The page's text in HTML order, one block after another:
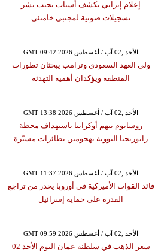
إعلام إيراني يكشف أسباب تجنب نشر
تسجيلات صوتية لمجتبى خامنئي
GMT 09:42 2026 الأحد ,02 آب / أغسطس
ولي العهد السعودي وترامب يبحثان تطورات
المنطقة ويؤكدان أهمية التهدئة
GMT 13:38 2026 الأحد ,02 آب / أغسطس
روساتوم تتهم أوكرانيا باستهداف محطة
زابوريجيا النووية بهجومين بطائرات مسيّرة
GMT 11:37 2026 الأحد ,02 آب / أغسطس
قائد القوات الأميركية في أوروبا يحذر من تراجع
القدرة على حماية إسرائيل
GMT 09:59 2026 الأحد ,02 آب / أغسطس
سعر الذهب في سلطنة عمان اليوم الأحد 02